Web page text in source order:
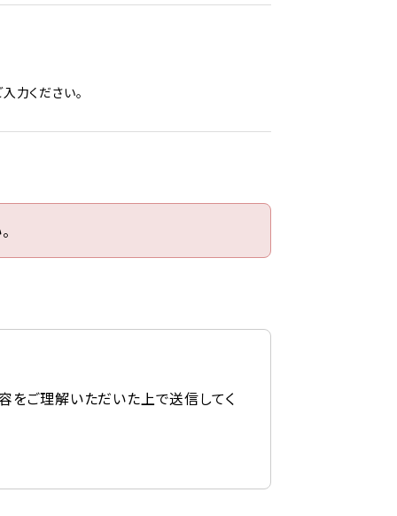
力ください。
をご理解いただいた上で送信してく